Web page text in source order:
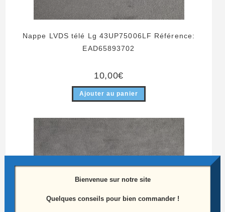
Nappe LVDS télé Lg 43UP75006LF Référence:
EAD65893702
10,00€
Ajouter au panier
Bienvenue sur notre site
Quelques conseils pour bien commander !